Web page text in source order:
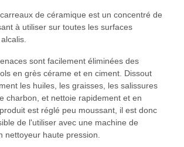
de céramique est un concentré de
à utiliser sur toutes les surfaces
sont facilement éliminées des
en grès cérame et en ciment. Dissout
les huiles, les graisses, les salissures
charbon, et nettoie rapidement et en
est réglé peu moussant, il est donc
de l'utiliser avec une machine de
nettoyeur haute pression.